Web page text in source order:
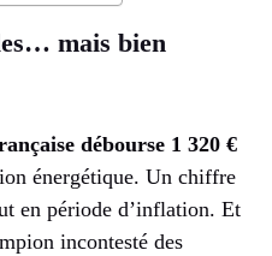
mais bien
débourse 1 320 €
énergétique. Un chiffre
en période d’inflation. Et
incontesté des